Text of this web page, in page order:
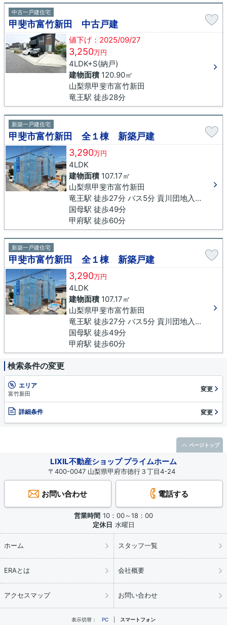
中古一戸建住宅
甲斐市富竹新田 中古戸建
値下げ：2025/09/27
3,250万円
4LDK+S(納戸)
建物面積120.90㎡
山梨県甲斐市富竹新田
竜王駅 徒歩28分
新築一戸建住宅
甲斐市富竹新田 全１棟 新築戸建
3,290万円
4LDK
建物面積107.17㎡
山梨県甲斐市富竹新田
竜王駅 徒歩27分 バス5分 貢川団地入口下車 徒歩13分
国母駅 徒歩49分
甲府駅 徒歩60分
新築一戸建住宅
甲斐市富竹新田 全１棟 新築戸建
3,290万円
4LDK
建物面積107.17㎡
山梨県甲斐市富竹新田
竜王駅 徒歩27分 バス5分 貢川団地入口下車 徒歩13分
国母駅 徒歩49分
甲府駅 徒歩60分
検索条件の変更
エリア
富竹新田
変更
詳細条件 変更
LIXIL不動産ショップ プライムホーム
〒400-0047 山梨県甲府市徳行３丁目4-24
お問い合わせ 電話する
営業時間 10：00～18：00
定休日 水曜日
ホーム スタッフ一覧
ERAとは 会社概要
アクセスマップ お問い合わせ
表示切替： PC スマートフォン
ページトップ